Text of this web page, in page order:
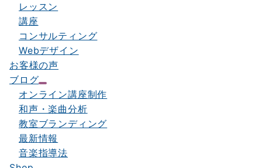
レッスン
講座
コンサルティング
Webデザイン
お客様の声
ブログ
オンライン講座制作
和声・楽曲分析
教室ブランディング
最新情報
音楽指導法